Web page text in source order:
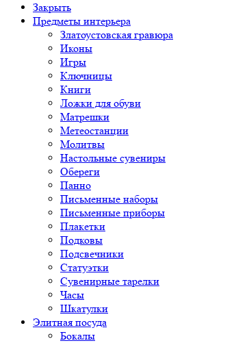
Закрыть
Предметы интерьера
Златоустовская гравюра
Иконы
Игры
Ключницы
Книги
Ложки для обуви
Матрешки
Метеостанции
Молитвы
Настольные сувениры
Обереги
Панно
Письменные наборы
Письменные приборы
Плакетки
Подковы
Подсвечники
Статуэтки
Сувенирные тарелки
Часы
Шкатулки
Элитная посуда
Бокалы